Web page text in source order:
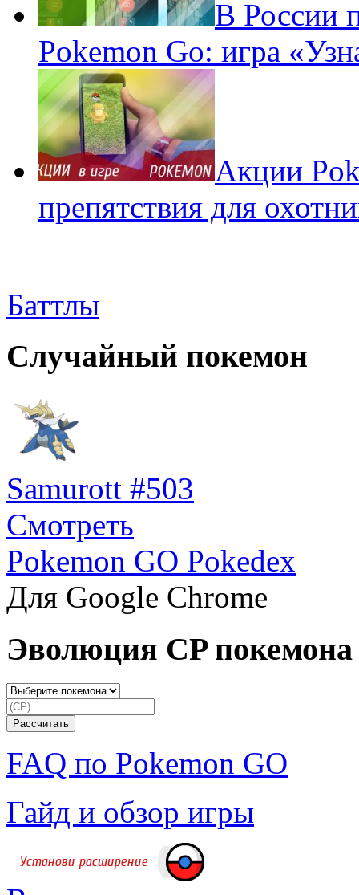
В России
Pokemon Go: игра
Акции
препятствия для
Баттлы
Случайный покемон
Samurott #503
Смотреть
Pokemon GO Pokedex
Для Google Chrome
Эволюция CP покемона
FAQ по Pokemon GO
Гайд и обзор игры